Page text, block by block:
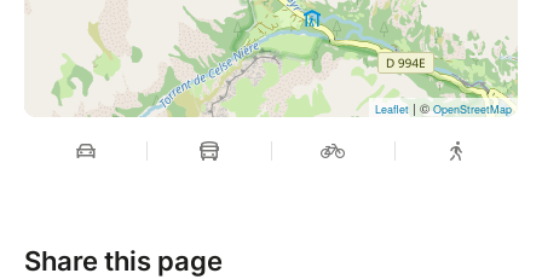
Leaflet | © OpenStreetMap
Share this page